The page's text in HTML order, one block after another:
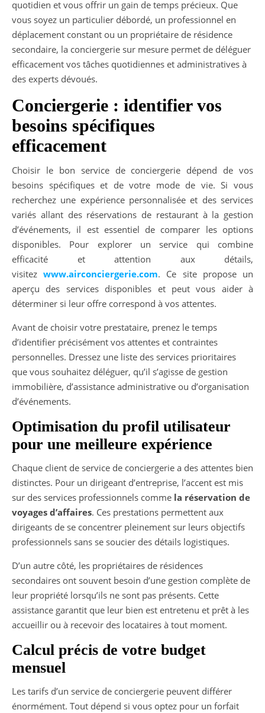
quotidien et vous offrir un gain de temps précieux. Que
vous soyez un particulier débordé, un professionnel en
déplacement constant ou un propriétaire de résidence
secondaire, la conciergerie sur mesure permet de déléguer
efficacement vos tâches quotidiennes et administratives à
des experts dévoués.
Conciergerie : identifier vos
besoins spécifiques
efficacement
Choisir le bon service de conciergerie dépend de vos
besoins spécifiques et de votre mode de vie. Si vous
recherchez une expérience personnalisée et des services
variés allant des réservations de restaurant à la gestion
d’événements, il est essentiel de comparer les options
disponibles. Pour explorer un service qui combine
efficacité et attention aux détails,
visitezwww.airconciergerie.com. Ce site propose un
aperçu des services disponibles et peut vous aider à
déterminer si leur offre correspond à vos attentes.
Avant de choisir votre prestataire, prenez le temps
d’identifier précisément vos attentes et contraintes
personnelles. Dressez une liste des services prioritaires
que vous souhaitez déléguer, qu’il s’agisse de gestion
immobilière, d’assistance administrative ou d’organisation
d’événements.
Optimisation du profil utilisateur
pour une meilleure expérience
Chaque client de service de conciergerie a des attentes bien
distinctes. Pour un dirigeant d’entreprise, l’accent est mis
sur des services professionnels comme la réservation de
voyages d’affaires. Ces prestations permettent aux
dirigeants de se concentrer pleinement sur leurs objectifs
professionnels sans se soucier des détails logistiques.
D’un autre côté, les propriétaires de résidences
secondaires ont souvent besoin d’une gestion complète de
leur propriété lorsqu’ils ne sont pas présents. Cette
assistance garantit que leur bien est entretenu et prêt à les
accueillir ou à recevoir des locataires à tout moment.
Calcul précis de votre budget
mensuel
Les tarifs d’un service de conciergerie peuvent différer
énormément. Tout dépend si vous optez pour un forfait